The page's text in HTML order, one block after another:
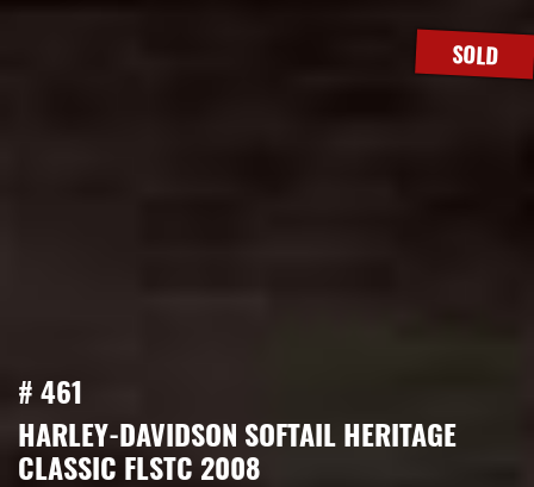
SOLD
# 461
HARLEY-DAVIDSON SOFTAIL HERITAGE
CLASSIC FLSTC 2008